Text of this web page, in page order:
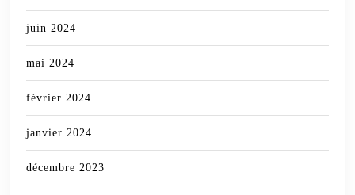
juin 2024
mai 2024
février 2024
janvier 2024
décembre 2023